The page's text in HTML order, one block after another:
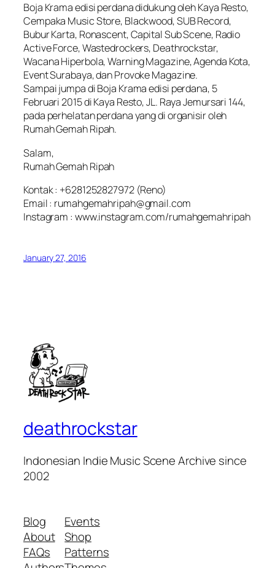
Boja Krama edisi perdana didukung oleh Kaya Resto,
Cempaka Music Store, Blackwood, SUB Record,
Bubur Karta, Ronascent, Capital Sub Scene, Radio
Active Force, Wastedrockers, Deathrockstar,
Wacana Hiperbola, Warning Magazine, Agenda Kota,
Event Surabaya, dan Provoke Magazine.
Sampai jumpa di Boja Krama edisi perdana, 5
Februari 2015 di Kaya Resto, JL. Raya Jemursari 144,
pada perhelatan perdana yang di organisir oleh
Rumah Gemah Ripah.
Salam,
Rumah Gemah Ripah
Kontak : +6281252827972 (Reno)
Email : rumahgemahripah@gmail.com
Instagram : www.instagram.com/rumahgemahripah
January 27, 2016
deathrockstar
Indonesian Indie Music Scene Archive since
2002
Blog
About
FAQs
Events
Shop
Patterns